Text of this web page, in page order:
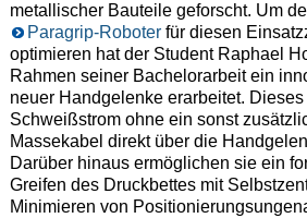
metallischer Bauteile geforscht. Um
Paragrip-Roboterfür diesen
optimieren hat der Student Raphael
Rahmen seiner Bachelorarbeit ein
neuer Handgelenke erarbeitet.
Schweißstrom ohne ein sonst
Massekabel direkt über die
Darüber hinaus ermöglichen sie ein
Greifen des Druckbettes mit
Minimieren von